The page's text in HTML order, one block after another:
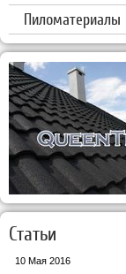
Пиломатериалы
Статьи
10 Мая 2016